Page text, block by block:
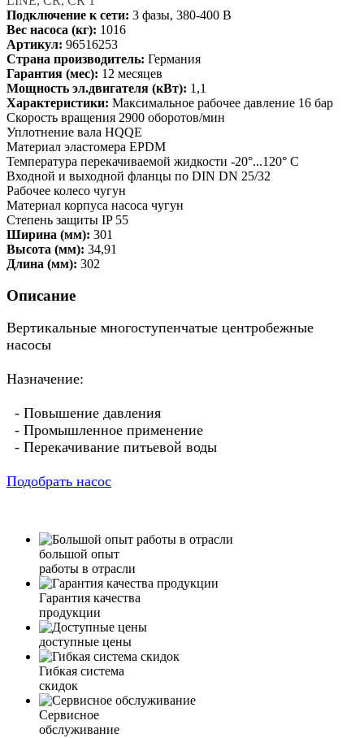
Подключение к сети: 3 фазы, 380-400 В
Вес насоса (кг): 1016
Артикул: 96516253
Страна производитель: Германия
Гарантия (мес): 12 месяцев
Мощность эл.двигателя (кВт): 1,1
Характеристики: Максимальное рабочее давление 16 бар
Скорость вращения 2900 оборотов/мин
Уплотнение вала HQQE
Материал эластомера EPDM
Температура перекачиваемой жидкости -20°...120° C
Входной и выходной фланцы по DIN DN 25/32
Рабочее колесо чугун
Материал корпуса насоса чугун
Степень защиты IP 55
Ширина (мм): 301
Высота (мм): 34,91
Длина (мм): 302
Описание
Вертикальные многоступенчатые центробежные
насосы
Назначение:
- Повышение давления
- Промышленное применение
- Перекачивание питьевой воды
Подобрать насос
большой опыт
работы в отрасли
Гарантия качества
продукции
доступные цены
Гибкая система
скидок
Сервисное
обслуживание